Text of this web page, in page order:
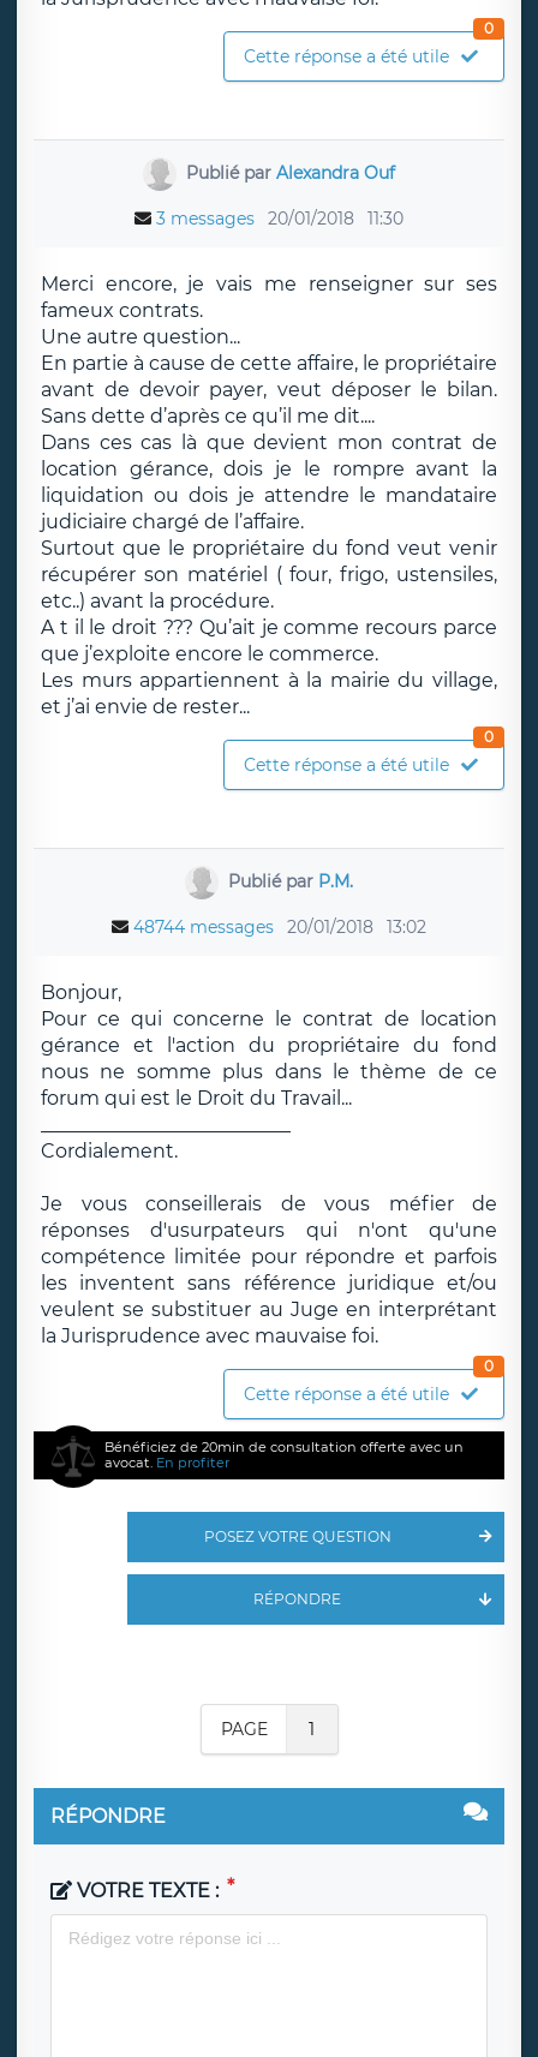
Cette réponse a été utile
0
Publié par Alexandra Ouf
3 messages 20/01/2018 11:30
Merci encore, je vais me renseigner sur ses
fameux contrats.
Une autre question...
En partie à cause de cette affaire, le propriétaire
avant de devoir payer, veut déposer le bilan.
Sans dette d’après ce qu’il me dit....
Dans ces cas là que devient mon contrat de
location gérance, dois je le rompre avant la
liquidation ou dois je attendre le mandataire
judiciaire chargé de l’affaire.
Surtout que le propriétaire du fond veut venir
récupérer son matériel ( four, frigo, ustensiles,
etc..) avant la procédure.
A t il le droit ??? Qu’ait je comme recours parce
que j’exploite encore le commerce.
Les murs appartiennent à la mairie du village,
et j’ai envie de rester...
Cette réponse a été utile
0
Publié par P.M.
48744 messages 20/01/2018 13:02
Bonjour,
Pour ce qui concerne le contrat de location
gérance et l'action du propriétaire du fond
nous ne somme plus dans le thème de ce
forum qui est le Droit du Travail...
Cordialement.
Je vous conseillerais de vous méfier de
réponses d'usurpateurs qui n'ont qu'une
compétence limitée pour répondre et parfois
les inventent sans référence juridique et/ou
veulent se substituer au Juge en interprétant
la Jurisprudence avec mauvaise foi.
Cette réponse a été utile
0
Bénéficiez de 20min de consultation offerte avec un
avocat. En profiter
POSEZ VOTRE QUESTION
RÉPONDRE
PAGE 1
RÉPONDRE
VOTRE TEXTE :